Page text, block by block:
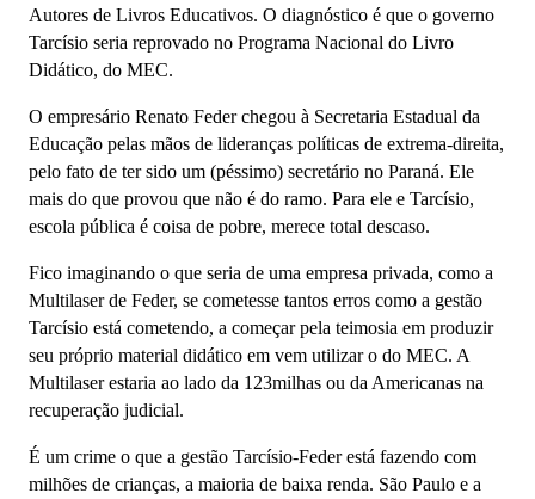
Autores de Livros Educativos. O diagnóstico é que o governo
Tarcísio seria reprovado no Programa Nacional do Livro
Didático, do MEC.
O empresário Renato Feder chegou à Secretaria Estadual da
Educação pelas mãos de lideranças políticas de extrema-direita,
pelo fato de ter sido um (péssimo) secretário no Paraná. Ele
mais do que provou que não é do ramo. Para ele e Tarcísio,
escola pública é coisa de pobre, merece total descaso.
Fico imaginando o que seria de uma empresa privada, como a
Multilaser de Feder, se cometesse tantos erros como a gestão
Tarcísio está cometendo, a começar pela teimosia em produzir
seu próprio material didático em vem utilizar o do MEC. A
Multilaser estaria ao lado da 123milhas ou da Americanas na
recuperação judicial.
É um crime o que a gestão Tarcísio-Feder está fazendo com
milhões de crianças, a maioria de baixa renda. São Paulo e a